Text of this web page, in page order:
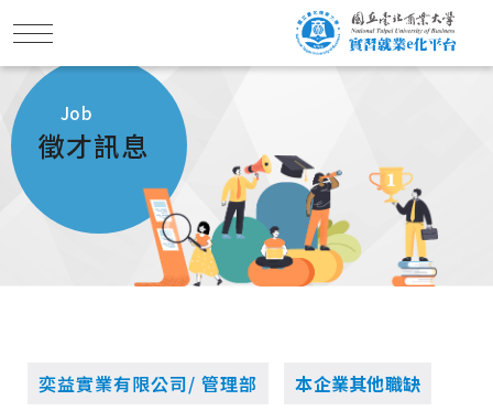
Job
徵才訊息
奕益實業有限公司/ 管理部
本企業其他職缺